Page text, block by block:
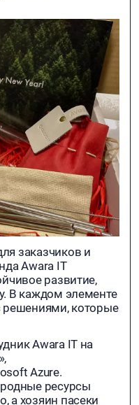
заказчиков и
Awara IT
развитие,
В каждом элементе
решениями, которые
Awara IT на
Azure.
ресурсы
а хозяин пасеки